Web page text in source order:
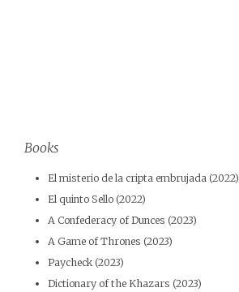
Books
El misterio de la cripta embrujada (2022)
El quinto Sello (2022)
A Confederacy of Dunces (2023)
A Game of Thrones (2023)
Paycheck (2023)
Dictionary of the Khazars (2023)